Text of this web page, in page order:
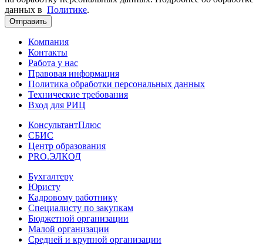
данных в Политике.
Отправить
Компания
Контакты
Работа у нас
Правовая информация
Политика обработки персональных данных
Технические требования
Вход для РИЦ
КонсультантПлюс
СБИС
Центр образования
PRO.ЭЛКОД
Бухгалтеру
Юристу
Кадровому работнику
Специалисту по закупкам
Бюджетной организации
Малой организации
Средней и крупной организации